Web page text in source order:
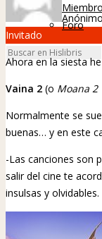
Foro
Anónimo
Invitado
Ahora en la siesta
Vaina 2 (o Moana 2
Normalmente se
buenas… y en este
-Las canciones son
salir del cine te
insulsas y olvidables.